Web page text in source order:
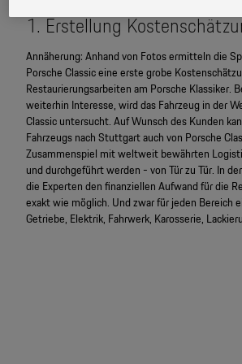
1. Erstellung
Annäherung: Anhand von Fotos ermitteln die
Porsche Classic eine erste grobe
Restaurierungsarbeiten am Porsche Klassiker.
weiterhin Interesse, wird das Fahrzeug in der
Classic untersucht. Auf Wunsch des Kunden
Fahrzeugs nach Stuttgart auch von Porsche
Zusammenspiel mit weltweit bewährten
und durchgeführt werden - von Tür zu Tür. In
die Experten den finanziellen Aufwand für die
exakt wie möglich. Und zwar für jeden Bereich
Getriebe, Elektrik, Fahrwerk, Karosserie,
eines Porsche Betriebs, Porsche Inter Auto GmbH &
werden.